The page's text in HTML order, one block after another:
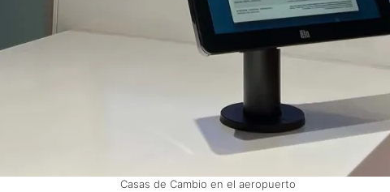
Casas de Cambio en el aeropuerto